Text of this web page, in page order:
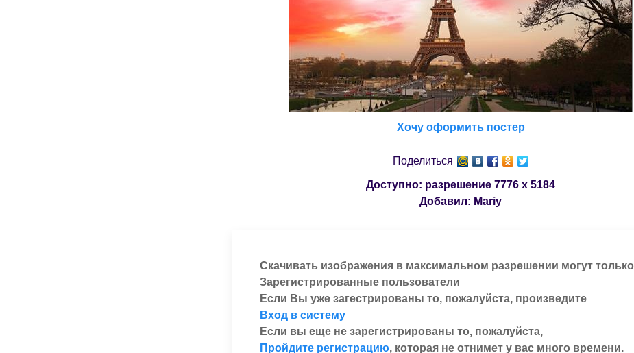
Хочу оформить постер
Поделиться
Доступно: разрешение 7776 x 5184
Добавил: Mariy
Скачивать изображения в максимальном разрешении могут только
Зарегистрированные пользователи
Если Вы уже загестрированы то, пожалуйста, произведите
Вход в систему
Если вы еще не зарегистрированы то, пожалуйста,
Пройдите регистрацию, которая не отнимет у вас много времени.